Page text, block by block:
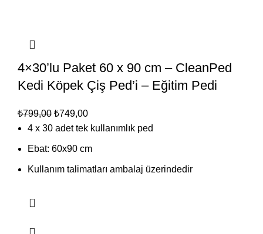
4×30’lu Paket 60 x 90 cm – CleanPed
Kedi Köpek Çiş Ped’i – Eğitim Pedi
₺799,00 ₺749,00
4 x 30 adet tek kullanımlık ped
Ebat: 60x90 cm
Kullanım talimatları ambalaj üzerindedir